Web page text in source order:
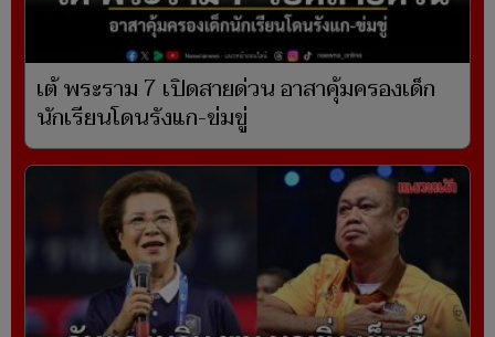
เต้ พระราม 7 เปิดสายด่วน อาสาคุ้มครองเด็ก
นักเรียนโดนรังแก-ข่มขู่